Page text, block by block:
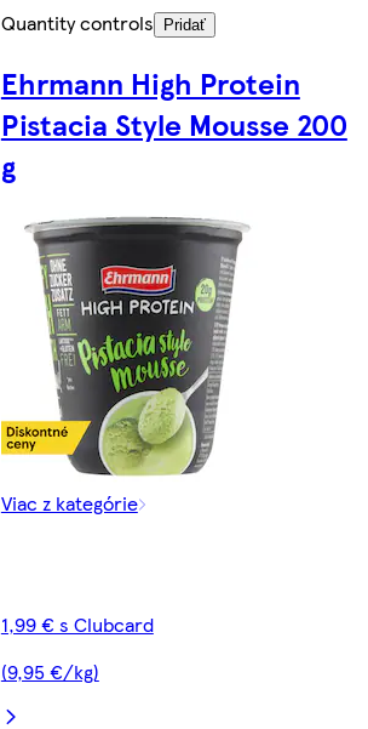
Quantity controls
Pridať
Ehrmann High Protein
Pistacia Style Mousse 200
g
Viac z kategórie
1,99 € s Clubcard
(9,95 €/kg)